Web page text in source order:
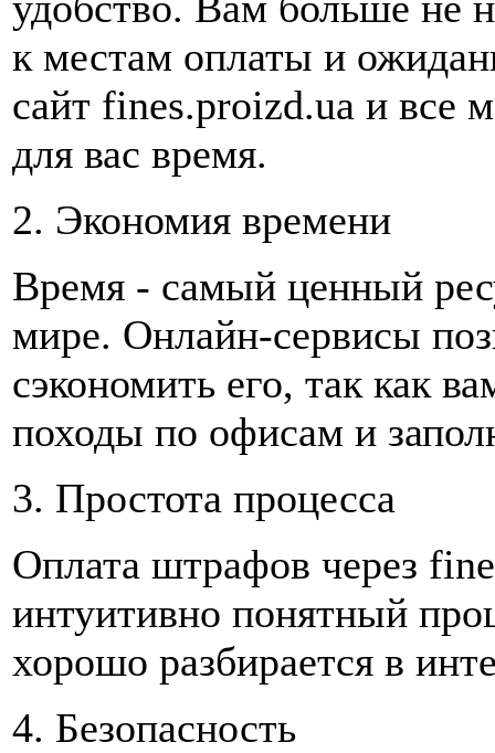
к местам оплаты и
сайт fines.proizd.ua и все
для вас время.
2. Экономия времени
Время - самый ценный
мире. Онлайн-сервисы
сэкономить его, так как
походы по офисам и
3. Простота процесса
Оплата штрафов через
интуитивно понятный
хорошо разбирается в
4. Безопасность